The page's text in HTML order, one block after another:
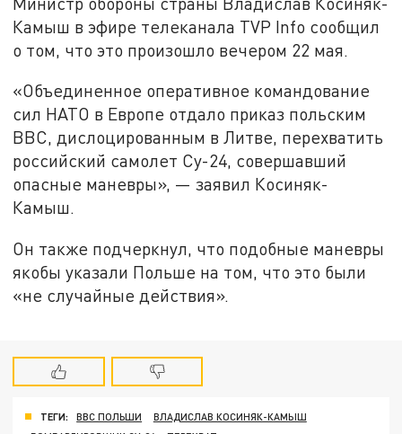
Камыш в эфире телеканала TVP Info сообщил
о том, что это произошло вечером 22 мая.
«Объединенное оперативное командование
сил НАТО в Европе отдало приказ польским
ВВС, дислоцированным в Литве, перехватить
российский самолет Су-24, совершавший
опасные маневры», — заявил Косиняк-
Камыш.
Он также подчеркнул, что подобные маневры
якобы указали Польше на том, что это были
«не случайные действия».
ТЕГИ: ВВС ПОЛЬШИ
ВЛАДИСЛАВ КОСИНЯК-КАМЫШ